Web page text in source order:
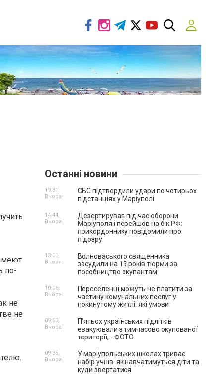
по-
не
не
Останні новини
СБС підтвердили удари по чотирьох
підстанціях у Маріуполі
19:31,
Вчора
Дезертирував під час оборони
Маріуполя і перейшов на бік РФ:
прикордоннику повідомили про
підозру
14:44,
Вчора
Волноваського священника
засудили на 15 років тюрми за
пособництво окупантам
13:00,
Вчора
Переселенці можуть не платити за
частину комунальних послуг у
покинутому житлі: які умови
10:06,
Вчора
П’ятьох українських підлітків
евакуювали з тимчасово окупованої
території, - ФОТО
09:53,
Вчора
У маріупольських школах триває
набір учнів: як навчатимуться діти та
куди звертатися
09:35,
Вчора